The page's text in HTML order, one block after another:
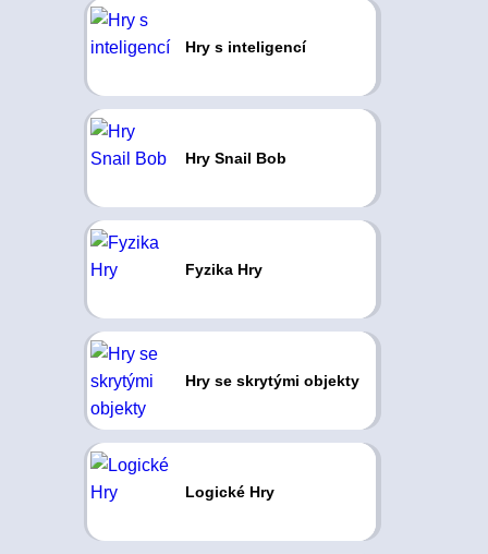
Hry s inteligencí
Hry Snail Bob
Fyzika Hry
Hry se skrytými objekty
Logické Hry